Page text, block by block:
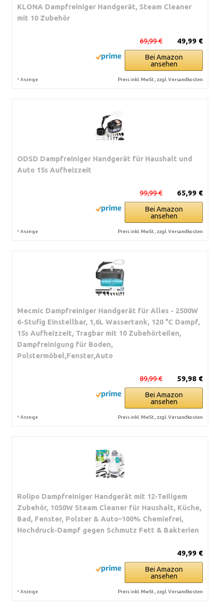
KLONA Dampfreiniger Handgerät, Steam Cleaner
mit 10 Zubehör
49,99 €
69,99 €
Bei Amazon
ansehen
* Anzeige Preis inkl. MwSt., zzgl. Versandkosten
ODSD Dampfreiniger Handgerät für Haushalt und
Auto 15s Aufheizzeit
65,99 €
99,99 €
Bei Amazon
ansehen
* Anzeige Preis inkl. MwSt., zzgl. Versandkosten
Mecmic Dampfreiniger Handgerät für Alles - 2500W
6-Stufig Einstellbar, 1,6L Wassertank, 120 °C Dampf,
15s Aufheizzeit, Tragbar mit 10 Zubehörteilen,
Dampfreinigung für Boden,
Polstermöbel,Fenster,Auto
59,98 €
89,99 €
Bei Amazon
ansehen
* Anzeige Preis inkl. MwSt., zzgl. Versandkosten
Rolipo Dampfreiniger Handgerät mit 12-Teiligem
Zubehör, 1050W Steam Cleaner für Haushalt, Küche,
Bad, Fenster, Polster & Auto–100% Chemiefrei,
Hochdruck-Dampf gegen Schmutz Fett & Bakterien
49,99 €
Bei Amazon
ansehen
* Anzeige Preis inkl. MwSt., zzgl. Versandkosten